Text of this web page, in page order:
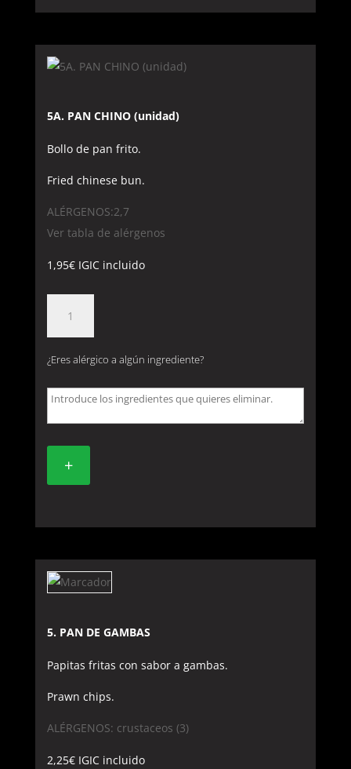
5A. PAN CHINO (unidad)
Bollo de pan frito.
Fried chinese bun.
ALÉRGENOS:2,7
Ver tabla de alérgenos
1,95€ IGIC incluido
(unidad)
cantidad
¿Eres alérgico a algún ingrediente?
+
5. PAN DE GAMBAS
Papitas fritas con sabor a gambas.
Prawn chips.
ALÉRGENOS: crustaceos (3)
2,25€ IGIC incluido